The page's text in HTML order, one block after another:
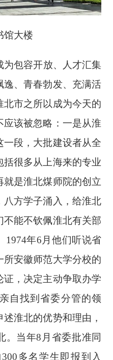
馆大楼
为包容开放、人才汇集
逸、青春勃发、充满活
市之所以成为今天的
该被忽略：一是从淮
段，大批建设者从全
括很多从上海来的专业
是淮北煤师院的创立
方学子涌入，给淮北
能不钦佩淮北有关部
1974年6月他们听说省
所安徽师范大学分校的
，决定主动争取办学
自找到省委分管的领
淮北的优势和理由，
。当年8月省委批准同
多名学生即报到入